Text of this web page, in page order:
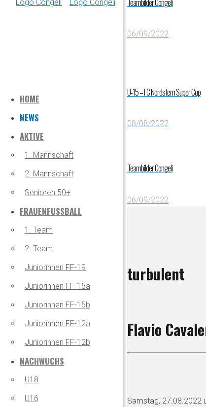
HOME
NEWS
AKTIVE
1. Mannschaft
2. Mannschaft
Senioren 50+
FRAUENFUSSBALL
1. Team
2. Team
Juniorinnen FF-19
Juniorinnen FF-15a
Juniorinnen FF-15b
Juniorinnen FF-12a
Juniorinnen FF-12b
NACHWUCHS
U18
U16
Teambilder Congeli
06/09/2022
U-15 – FC Nordstern Super Cup
08/08/2022
Teambilder Congeli
06/09/2022
turbulent
Flavio
Samstag, 27.08.2022